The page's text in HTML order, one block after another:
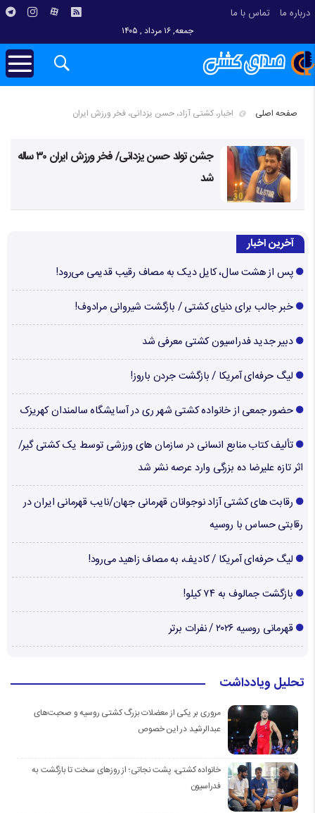
درباره ما تماس با ما
جمعه, ۱۶ مرداد , ۱۴۰۵
صفحه اصلی اخبار، کشتی آزاد، حسن یزدانی، فخر ورزش ایران
جشن تولد حسن یزدانی/ فخر ورزش ایران ۳۰ ساله
شد
آخرین اخبار
پس از هشت سال، کایل دیک به مصاف رقیب قدیمی می‌رود!
خبر جالب برای دنیای کشتی / بازگشت شیروانی مرادوف!
دبیر جدید فدراسیون کشتی معرفی شد
لیگ حرفه‌ای آمریکا / بازگشت جردن باروز!
حضور جمعی از خانواده کشتی شهر ری در آسایشگاه سالمندان کهریزک
تألیف کتاب منابع انسانی در سازمان های ورزشی توسط یک کشتی گیر/
اثر تازه علیرضا ده بزرگی وارد عرصه نشر شد
رقابت های کشتی آزاد نوجوانان قهرمانی جهان/نایب قهرمانی ایران در
رقابتی حساس با روسیه
لیگ حرفه‌ای آمریکا / کادیف، به مصاف زاهید می‌رود!
بازگشت جمالوف به ۷۴ کیلو!
قهرمانی روسیه ۲۰۲۶ / نفرات برتر
تحلیل ویادداشت
مروری بر یکی از معضلات بزرگ کشتی روسیه و صحبت‌های
عبدالرشید در این خصوص
خانواده کشتی، پشت نجاتی؛ از روزهای سخت تا بازگشت به
فدراسیون